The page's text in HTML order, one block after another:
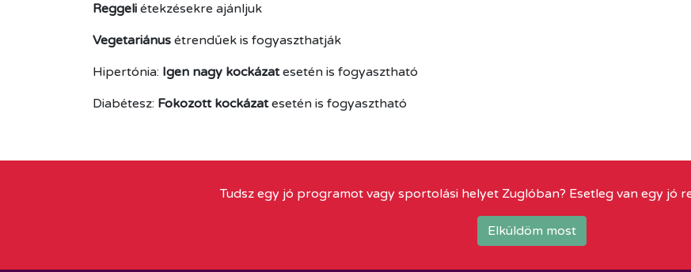
Reggeli étekzésekre ajánljuk
Vegetariánus étrendűek is fogyaszthatják
Hipertónia: Igen nagy kockázatesetén is fogyasztható
Diabétesz: Fokozott kockázatesetén is fogyasztható
Tudsz egy jó programot vagy sportolási helyet Zuglóban? Esetleg van egy jó
Elküldöm most